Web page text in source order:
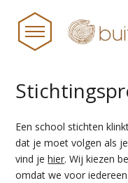
Een school stichten
dat je moet volgen als
vind jehier. Wij kiezen
omdat we voor
NIEUWS
BUITENWIJS